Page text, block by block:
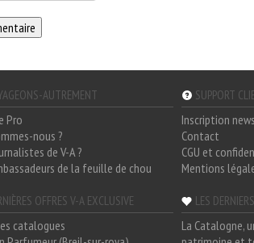
AUTREMENT
Pro
nous ?
de V-A ?
de la feuille de chou
SUPPORT
Inscription
Contact
CGU et
Mentions
OFFRES V-A EXCLUSIVE
catalogues
LES
La Catalogne,